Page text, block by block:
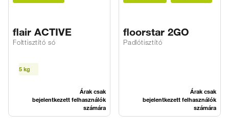
flair ACTIVE
Folttisztító só
5 kg
Árak csak
bejelentkezett felhasználók
számára
floorstar 2GO
Padlótisztító
Árak csak
bejelentkezett felhasználók
számára